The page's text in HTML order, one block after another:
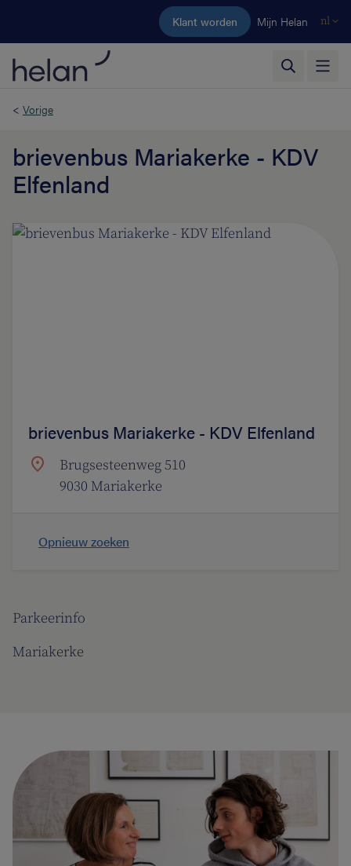
Ga naar de hoofdinhoud
Klant worden Mijn Helan nl
< Vorige
brievenbus Mariakerke - KDV
Elfenland
Parkeerinfo
Mariakerke
brievenbus Mariakerke - KDV Elfenland
Brugsesteenweg 510
9030 Mariakerke
Opnieuw zoeken